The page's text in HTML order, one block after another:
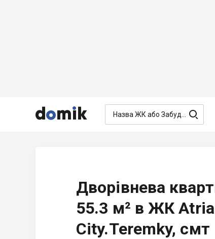


 
Дворівнева
55.3 м² в ЖК Atria
City.Teremky, смт